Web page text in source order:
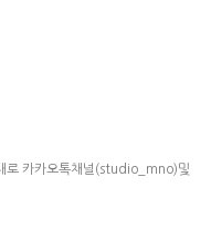
로 카카오톡채널(studio_mno)및